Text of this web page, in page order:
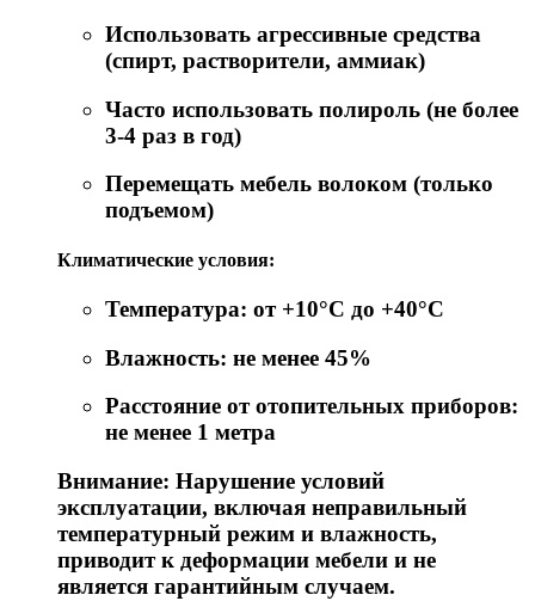
Использовать агрессивные средства
(спирт, растворители, аммиак)
Часто использовать полироль (не более
3-4 раз в год)
Перемещать мебель волоком (только
подъемом)
Климатические условия:
Температура: от +10°C до +40°C
Влажность: не менее 45%
Расстояние от отопительных приборов:
не менее 1 метра
Внимание: Нарушение условий
эксплуатации, включая неправильный
температурный режим и влажность,
приводит к деформации мебели и не
является гарантийным случаем.